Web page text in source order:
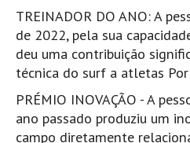
COSTA DA CAPARICA HD
Costa da Caparica - C.I.Surf HD
Costa da Caparica - Praia Norte HD
Costa da Caparica - Marcelino Beach
Costa da Caparica - Fonte da Telha
TREINADOR DO ANO: A
de 2022, pela sua
deu uma contribuição
técnica do surf a atletas
PRÉMIO INOVAÇÃO - A
ano passado produziu um
campo diretamente